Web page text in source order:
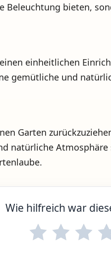
Beleuchtung bieten,
einheitlichen
gemütliche und
Garten
natürliche
Wie hilfreich war